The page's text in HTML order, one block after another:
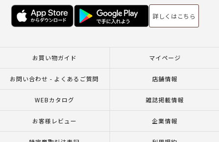
詳しくはこちら
お買い物ガイド マイページ
お問い合わせ - よくあるご質問 店舗情報
WEBカタログ 雑誌掲載情報
お客様レビュー 企業情報